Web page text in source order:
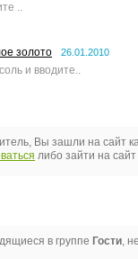
..
золото 26.01.2010
и вводите..
Вы зашли на сайт
либо зайти на
в группе Гости,